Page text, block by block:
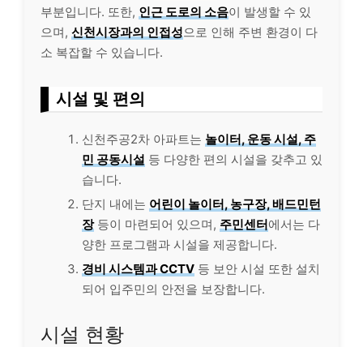
부분입니다. 또한, 인근 도로의 소음이 발생할 수 있
으며, 신천시장과의 인접성으로 인해 주변 환경이 다
소 복잡할 수 있습니다.
시설 및 편의
신천주공2차 아파트는 놀이터, 운동 시설, 주
민 공동시설 등 다양한 편의 시설을 갖추고 있
습니다.
단지 내에는 어린이 놀이터, 농구장, 배드민턴
장등이 마련되어 있으며, 주민센터에서는 다
양한 프로그램과 시설을 제공합니다.
경비 시스템과 CCTV 등 보안 시설 또한 설치
되어 입주민의 안전을 보장합니다.
시설 현황